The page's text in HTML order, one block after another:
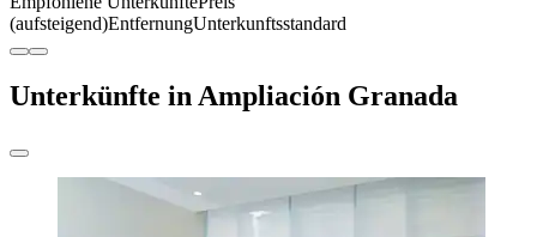
(aufsteigend)EntfernungUnterkunftsstandard
Unterkünfte in Ampliación Granada